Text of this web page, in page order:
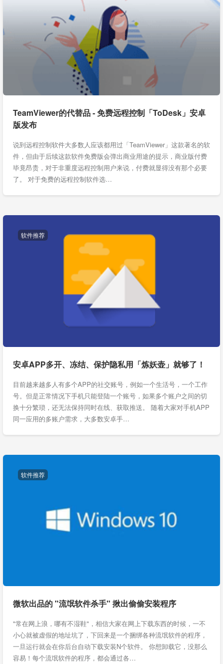
TeamViewer的代替品 - 免费远程控制「ToDesk」安卓
版发布
说到远程控制软件大多数人应该都用过「TeamViewer」这款著名的软
件，但由于后续这款软件免费版会弹出商业用途的提示，商业版付费
毕竟昂贵，对于非重度远程控制用户来说，付费就显得没有那个必要
了。 对于免费的远程控制软件选…
软件推荐
安卓APP多开、冻结、保护隐私用「炼妖壶」就够了！
目前越来越多人有多个APP的社交账号，例如一个生活号，一个工作
号。但是正常情况下手机只能登陆一个账号，如果多个账户之间的切
换十分繁琐，还无法保持同时在线、获取推送。 随着大家对手机APP
同一应用的多账户需求，大多数安卓手…
软件推荐
微软出品的 "流氓软件杀手" 揪出偷偷安装程序
"常在网上浪，哪有不湿鞋"，相信大家在网上下载东西的时候，一不
小心就被虚假的地址坑了，下回来是一个捆绑各种流氓软件的程序，
一旦运行就会在你后台自动下载安装N个软件。 你想卸载它，没那么
容易！每个流氓软件的程序，都会通过各…